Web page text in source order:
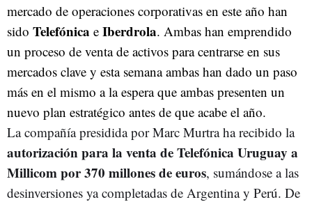
mercado de operaciones corporativas en este año han
sido Telefónica e Iberdrola. Ambas han emprendido
un proceso de venta de activos para centrarse en sus
mercados clave y esta semana ambas han dado un paso
más en el mismo a la espera que ambas presenten un
nuevo plan estratégico antes de que acabe el año.
La compañía presidida por Marc Murtra ha recibido la
autorización para la venta de Telefónica Uruguay a
Millicom por 370 millones de euros, sumándose a las
desinversiones ya completadas de Argentina y Perú. De